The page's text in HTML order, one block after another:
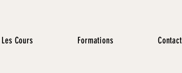
Les Cours Formations Contact